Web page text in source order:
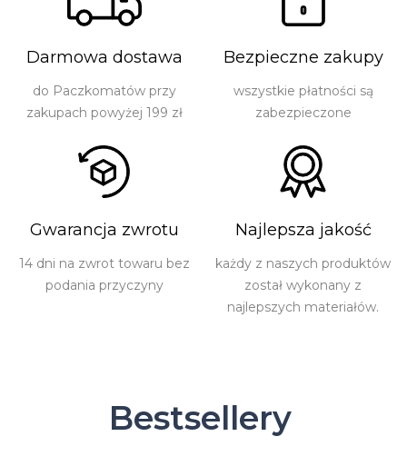
Darmowa dostawa
do Paczkomatów przy
zakupach powyżej 199 zł
Bezpieczne zakupy
wszystkie płatności są
zabezpieczone
Gwarancja zwrotu
14 dni na zwrot towaru bez
podania przyczyny
Najlepsza jakość
każdy z naszych produktów
został wykonany z
najlepszych materiałów.
Bestsellery